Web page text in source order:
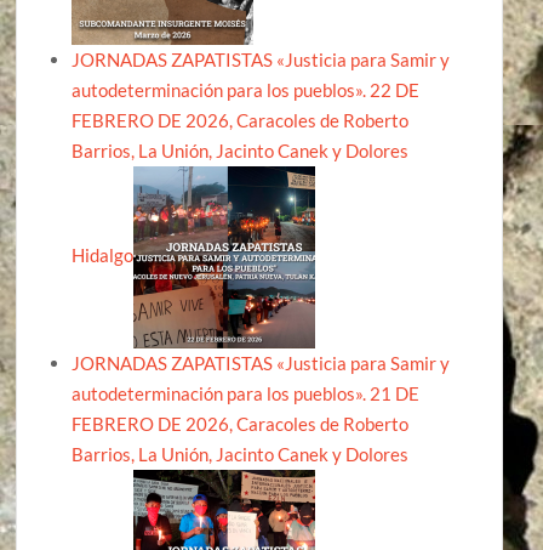
JORNADAS ZAPATISTAS «Justicia para Samir y
autodeterminación para los pueblos». 22 DE
FEBRERO DE 2026, Caracoles de Roberto
Barrios, La Unión, Jacinto Canek y Dolores
Hidalgo
JORNADAS ZAPATISTAS «Justicia para Samir y
autodeterminación para los pueblos». 21 DE
FEBRERO DE 2026, Caracoles de Roberto
Barrios, La Unión, Jacinto Canek y Dolores